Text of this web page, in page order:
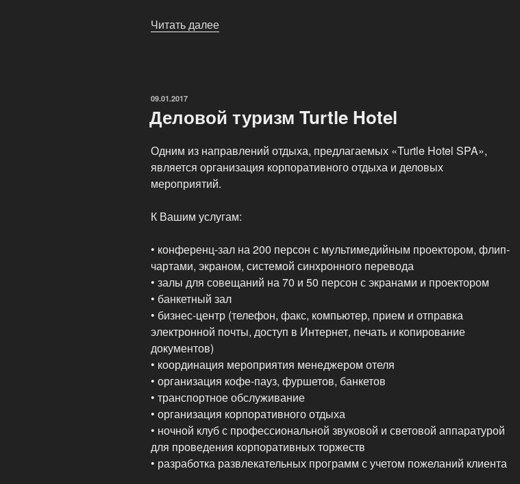
Читать далее
ОПУБЛИКОВАНО
09.01.2017
Деловой туризм Turtle Hotel
Одним из направлений отдыха, предлагаемых «Turtle Hotel SPA»,
является организация корпоративного отдыха и деловых
мероприятий.
К Вашим услугам:
• конференц-зал на 200 персон с мультимедийным проектором, флип-
чартами, экраном, системой синхронного перевода
• залы для совещаний на 70 и 50 персон с экранами и проектором
• банкетный зал
• бизнес-центр (телефон, факс, компьютер, прием и отправка
электронной почты, доступ в Интернет, печать и копирование
документов)
• координация мероприятия менеджером отеля
• организация кофе-пауз, фуршетов, банкетов
• транспортное обслуживание
• организация корпоративного отдыха
• ночной клуб с профессиональной звуковой и световой аппаратурой
для проведения корпоративных торжеств
• разработка развлекательных программ с учетом пожеланий клиента